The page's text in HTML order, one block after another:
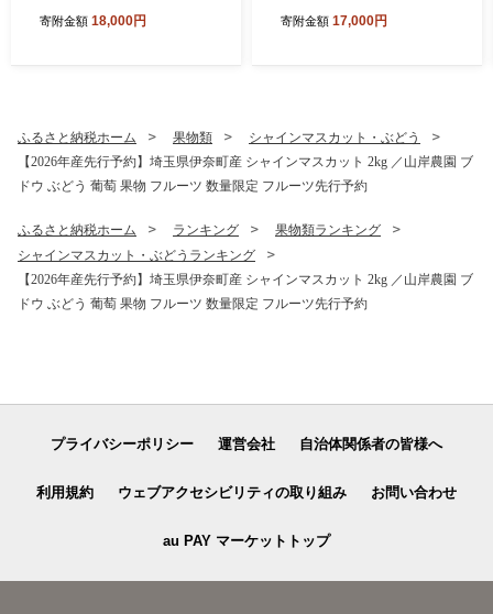
7年醸造
寄附金額 18,000円
ン好きのための パンセット
寄附金額 17,000円
ふるさと納税ホーム 果物類
シャインマスカット・ぶどう
【2026年産先行予約】埼玉県伊奈町産 シャインマスカット 2kg ／山岸農園 ブ
ドウ ぶどう 葡萄 果物 フルーツ 数量限定 フルーツ先行予約
ふるさと納税ホーム ランキング
果物類ランキング
シャインマスカット・ぶどうランキング
【2026年産先行予約】埼玉県伊奈町産 シャインマスカット 2kg ／山岸農園 ブ
ドウ ぶどう 葡萄 果物 フルーツ 数量限定 フルーツ先行予約
プライバシーポリシー 運営会社 自治体関係者の皆様へ
利用規約 ウェブアクセシビリティの取り組み お問い合わせ
au PAY マーケットトップ